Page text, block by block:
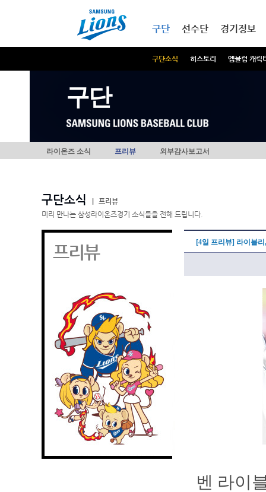
구단
구단소식 히스토리 엠블럼 캐릭
선수단 경기정보
구단
라이온즈 소식 프리뷰 외부감사보고서
구단소식
프리뷰
미리 만나는 삼성라이온즈경기 소식들을 전해 드립니다.
프리뷰 [4일 프리뷰] 라이블
벤 라이